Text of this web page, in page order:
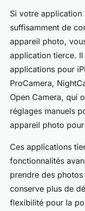
Si votre application
suffisamment de
appareil photo,
application tierce.
applications pour
ProCamera,
Open Camera, qui
réglages manuels
appareil photo
Ces applications
fonctionnalités
prendre des
conserve plus de
flexibilité pour la